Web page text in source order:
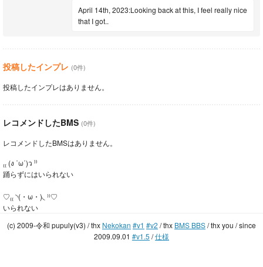
April 14th, 2023:Looking back at this, I feel really nice
that I got..
投稿したインプレ (0件)
投稿したインプレはありません。
レコメンドしたBMS (0件)
レコメンドしたBMSはありません。
₍₍ (ง ˙ω˙)ว ⁾⁾
踊らずにはいられない
♡₍₍ ◝(・ω・)◟ ⁾⁾♡
いられない
(c) 2009-令和 pupuly(v3) / thx Nekokan #v1 #v2 / thx BMS BBS/ thx you / since
2009.09.01 #v1.5 /仕様